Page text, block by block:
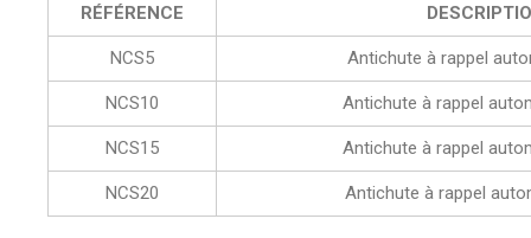
RÉFÉRENCE
NCS5 Antichute à rappel
NCS10 Antichute à rappel
NCS15 Antichute à rappel
NCS20 Antichute à rappel